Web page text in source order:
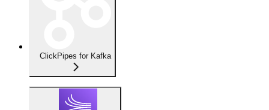
ClickPipes for Kafka